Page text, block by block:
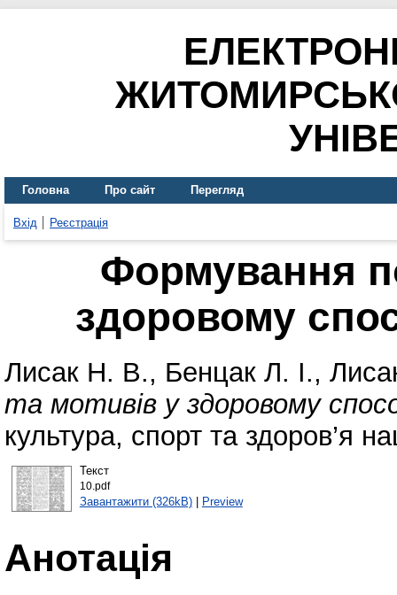
Головна Про сайт Перегляд
Вхід Реєстрація
Формування
здоровому
Лисак Н. В., Бенцак Л. І.,
та мотивів у здоровому
культура, спорт та здоров’я
Текст
10.pdf
Завантажити (326kB)| Preview
Анотація